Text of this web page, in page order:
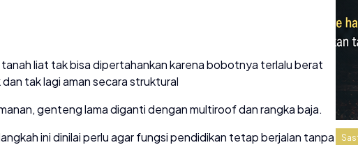
liat tak bisa dipertahankan karena bobotnya terlalu berat
tak lagi aman secara struktural
genteng lama diganti dengan multiroof dan rangka baja.
ini dinilai perlu agar fungsi pendidikan tetap berjalan tanpa